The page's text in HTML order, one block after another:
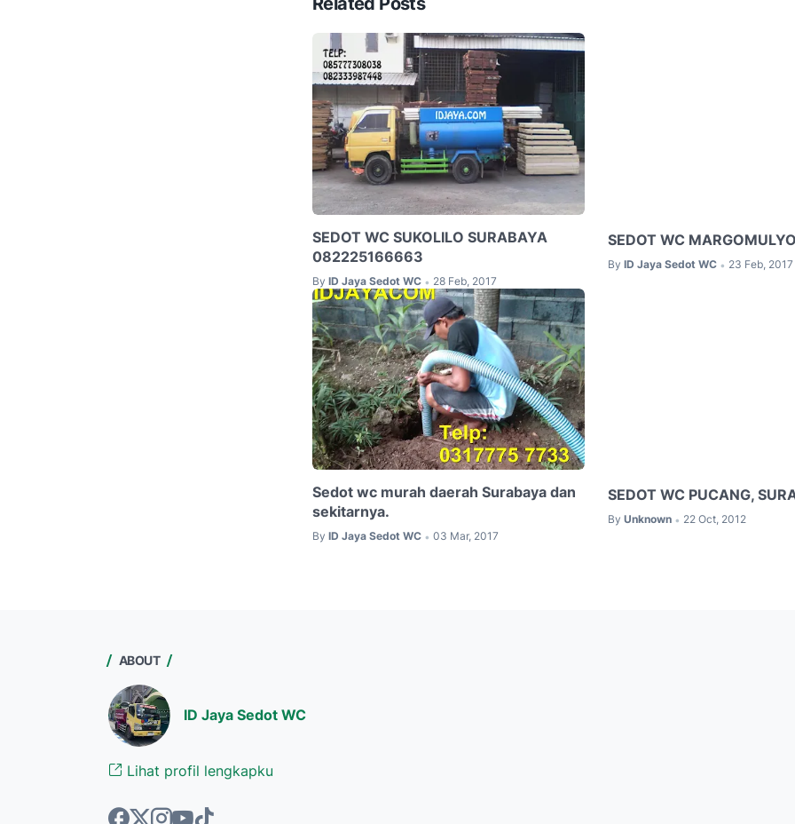
SEDOT WC SUKOLILO SURABAYA
082225166663
By ID Jaya Sedot WC • 28 Feb, 2017
SEDOT WC
By ID Jaya Sedot WC • 23 Feb, 2017
Sedot wc murah daerah Surabaya dan
sekitarnya.
By ID Jaya Sedot WC • 03 Mar, 2017
SEDOT WC PUCANG,
By Unknown • 22 Oct, 2012
ABOUT
ID Jaya Sedot WC
Lihat profil lengkapku